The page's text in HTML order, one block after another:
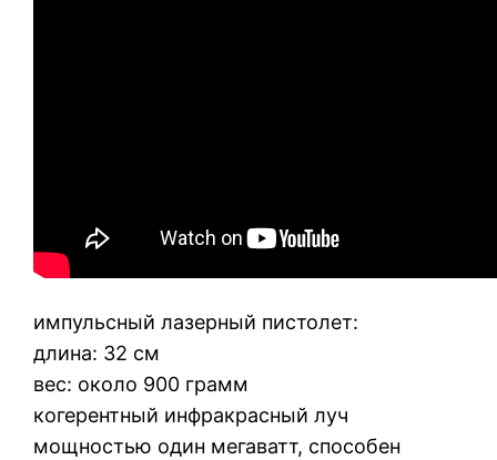
импульсный лазерный пистолет:
длина: 32 см
вес: около 900 грамм
когерентный инфракрасный луч
мощностью один мегаватт, способен